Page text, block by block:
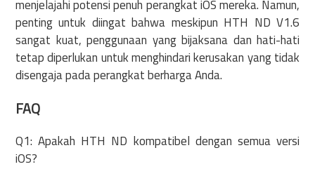
menjelajahi potensi penuh perangkat iOS mereka. Namun,
penting untuk diingat bahwa meskipun HTH ND V1.6
sangat kuat, penggunaan yang bijaksana dan hati-hati
tetap diperlukan untuk menghindari kerusakan yang tidak
disengaja pada perangkat berharga Anda.
FAQ
Q1: Apakah HTH ND kompatibel dengan semua versi
iOS?